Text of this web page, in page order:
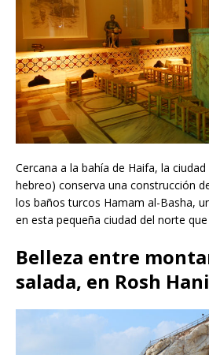
Cercana a la bahía de Haifa, la
hebreo) conserva una construcción
los baños turcos Hamam al-Basha,
en esta pequeña ciudad del norte
Belleza entre
salada, en Rosh